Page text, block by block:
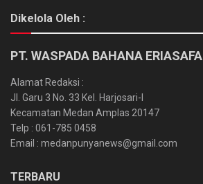
Dikelola Oleh :
PT. WASPADA BAHANA ERIASAFA
Alamat Redaksi :
Jl. Garu 3 No. 33 Kel. Harjosari-I
Kecamatan Medan Amplas 20147
Telp : 061-785 0458
Email : medanpunyanews@gmail.com
TERBARU